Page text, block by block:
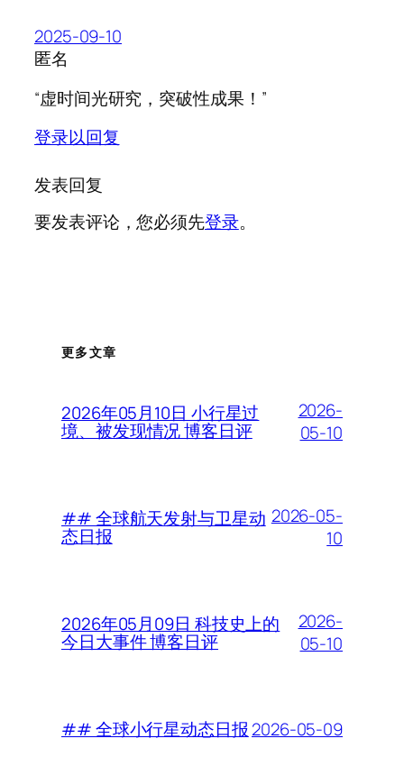
2025-09-10
匿名
“虚时间光研究，突破性成果！”
登录以回复
发表回复
要发表评论，您必须先登录。
更多文章
2026年05月10日 小行星过
境、被发现情况 博客日评
2026-
05-10
## 全球航天发射与卫星动
态日报
2026-05-
10
2026年05月09日 科技史上的
今日大事件 博客日评
2026-
05-10
## 全球小行星动态日报2026-05-09